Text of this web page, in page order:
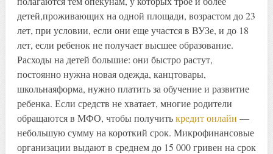
детей,проживающих на одной площади, возрастом до 23
лет, при условии, если они еще участся в ВУЗе, и до 18
лет, если ребенок не получает высшее образование.
Расходы на детей большие: они быстро растут,
постоянно нужна новая одежда, канцтовары,
школьнаяформа, нужно платить за обучение и развитие
ребенка. Если средств не хватает, многие родители
обращаются в МФО, чтобы получитькредит онлайн —
небольшую сумму на короткий срок. Микрофинансовые
организации выдают в среднем до 15 000 гривен на срок